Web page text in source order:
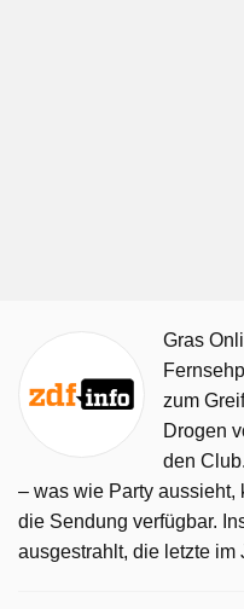
Gras
zum
Drogen
den
– was wie Party aussieht,
die Sendung verfügbar.
ausgestrahlt, die letzte im